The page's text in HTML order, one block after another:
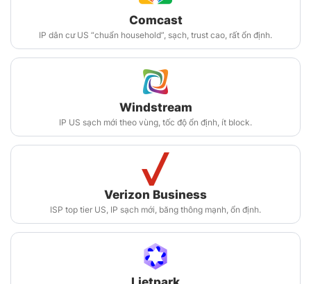
Comcast
IP dân cư US “chuẩn household”, sạch, trust cao, rất ổn định.
Windstream
IP US sạch mới theo vùng, tốc độ ổn định, ít block.
Verizon Business
ISP top tier US, IP sạch mới, băng thông mạnh, ổn định.